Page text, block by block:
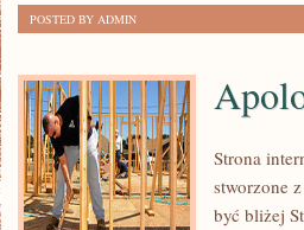
POSTED BY ADMIN
Strona
stworzone
być bliżej